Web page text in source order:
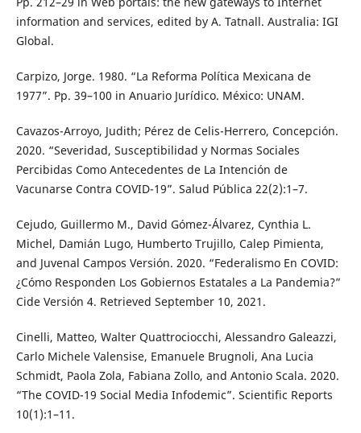
information and services, edited by A. Tatnall. Australia: IGI
Global.
Carpizo, Jorge. 1980. “La Reforma Política Mexicana de
1977”. Pp. 39–100 in Anuario Jurídico. México: UNAM.
Cavazos-Arroyo, Judith; Pérez de Celis-Herrero, Concepción.
2020. “Severidad, Susceptibilidad y Normas Sociales
Percibidas Como Antecedentes de La Intención de
Vacunarse Contra COVID-19”. Salud Pública 22(2):1–7.
Cejudo, Guillermo M., David Gómez-Álvarez, Cynthia L.
Michel, Damián Lugo, Humberto Trujillo, Calep Pimienta,
and Juvenal Campos Versión. 2020. “Federalismo En COVID:
¿Cómo Responden Los Gobiernos Estatales a La Pandemia?”
Cide Versión 4. Retrieved September 10, 2021.
Cinelli, Matteo, Walter Quattrociocchi, Alessandro Galeazzi,
Carlo Michele Valensise, Emanuele Brugnoli, Ana Lucia
Schmidt, Paola Zola, Fabiana Zollo, and Antonio Scala. 2020.
“The COVID-19 Social Media Infodemic”. Scientific Reports
10(1):1–11.